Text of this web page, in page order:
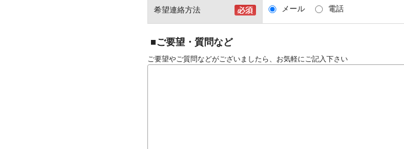
希望連絡方法 メール 電話
■ご要望・質問など
ご要望やご質問などがございましたら、お気軽にご記入下さい